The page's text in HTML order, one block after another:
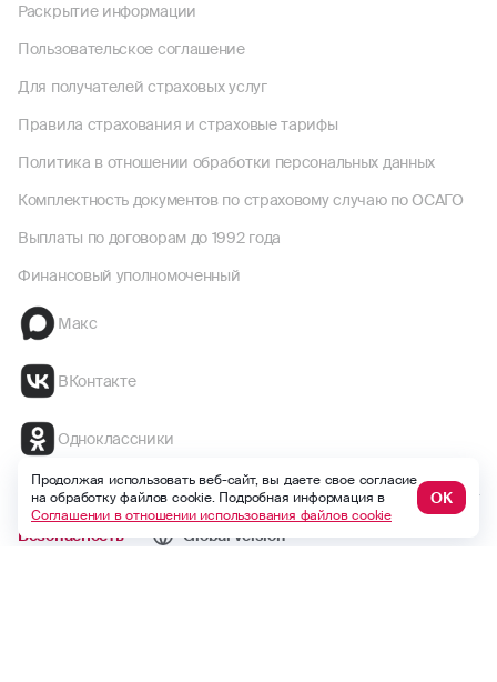
Раскрытие информации
Пользовательское соглашение
Для получателей страховых услуг
Правила страхования и страховые тарифы
Политика в отношении обработки персональных данных
Комплектность документов по страховому случаю по ОСАГО
Выплаты по договорам до 1992 года
Финансовый уполномоченный
Макс
ВКонтакте
Одноклассники
Безопасность Global version
Продолжая использовать веб-сайт, вы даете свое согласие
на обработку файлов cookie. Подробная информация в
Соглашении в отношении использования файлов cookie
ОК